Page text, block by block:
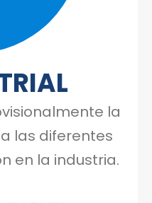
la
las diferentes
en la industria.